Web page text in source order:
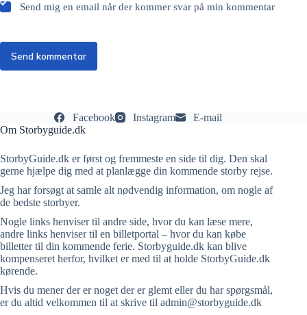
Send mig en email når der kommer svar på min kommentar
Send kommentar
Facebook Instagram
E-mail
Om Storbyguide.dk
StorbyGuide.dk er først og fremmeste en side til dig. Den skal
gerne hjælpe dig med at planlægge din kommende storby rejse.
Jeg har forsøgt at samle alt nødvendig information, om nogle af
de bedste storbyer.
Nogle links henviser til andre side, hvor du kan læse mere,
andre links henviser til en billetportal – hvor du kan købe
billetter til din kommende ferie. Storbyguide.dk kan blive
kompenseret herfor, hvilket er med til at holde StorbyGuide.dk
kørende.
Hvis du mener der er noget der er glemt eller du har spørgsmål,
er du altid velkommen til at skrive til admin@storbyguide.dk